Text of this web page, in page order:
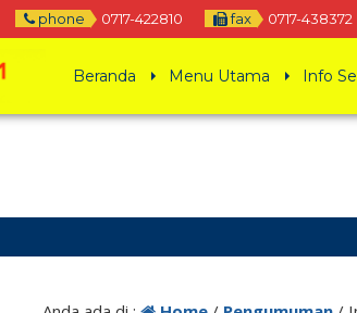
phone 0717-422810 fax 0717-438372
Beranda Menu Utama Info